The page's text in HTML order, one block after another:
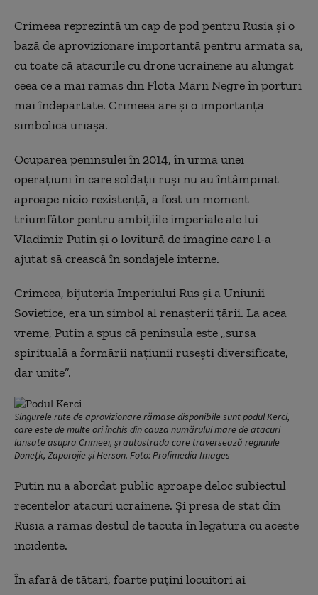
Crimeea reprezintă un cap de pod pentru Rusia și o
bază de aprovizionare importantă pentru armata sa,
cu toate că atacurile cu drone ucrainene au alungat
ceea ce a mai rămas din Flota Mării Negre în porturi
mai îndepărtate. Crimeea are și o importanță
simbolică uriașă.
Ocuparea peninsulei în 2014, în urma unei
operațiuni în care soldații ruși nu au întâmpinat
aproape nicio rezistență, a fost un moment
triumfător pentru ambițiile imperiale ale lui
Vladimir Putin și o lovitură de imagine care l-a
ajutat să crească în sondajele interne.
Crimeea, bijuteria Imperiului Rus și a Uniunii
Sovietice, era un simbol al renașterii țării. La acea
vreme, Putin a spus că peninsula este „sursa
spirituală a formării națiunii rusești diversificate,
dar unite”.
Singurele rute de aprovizionare rămase disponibile sunt podul Kerci,
care este de multe ori închis din cauza numărului mare de atacuri
lansate asupra Crimeei, și autostrada care traversează regiunile
Donețk, Zaporojie și Herson. Foto: Profimedia Images
Putin nu a abordat public aproape deloc subiectul
recentelor atacuri ucrainene. Și presa de stat din
Rusia a rămas destul de tăcută în legătură cu aceste
incidente.
În afară de tătari, foarte puțini locuitori ai